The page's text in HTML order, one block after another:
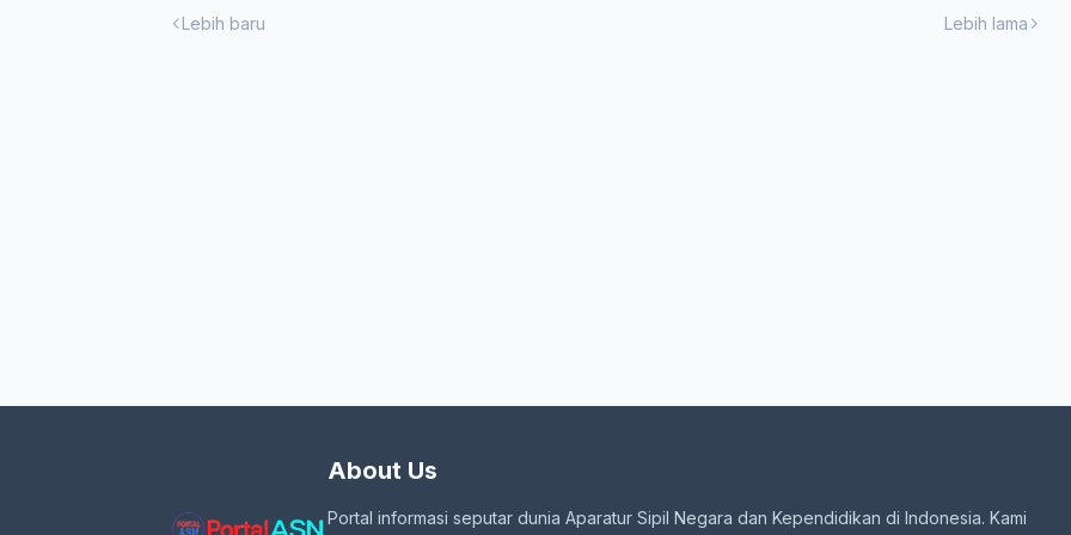
Lebih baru Lebih lama
About Us
Portal informasi seputar dunia Aparatur Sipil Negara dan Kependidikan di Indonesia. Kami